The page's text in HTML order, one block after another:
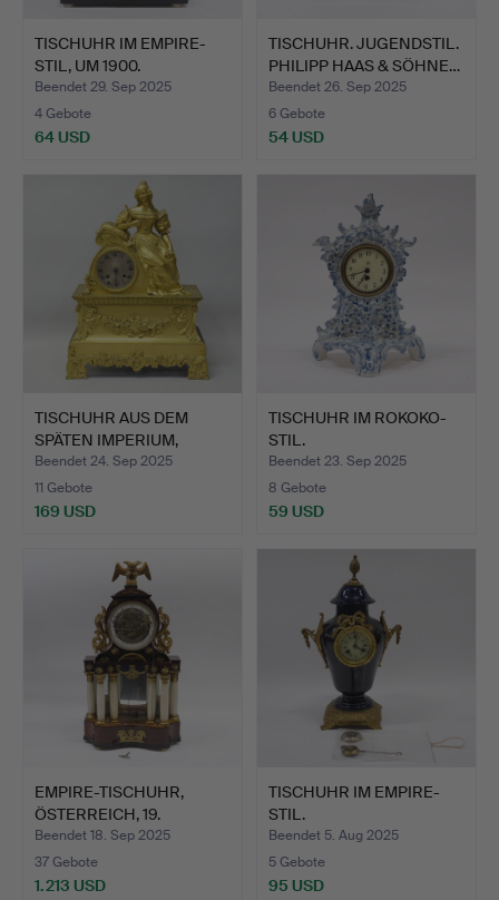
TISCHUHR IM EMPIRE-
STIL, UM 1900.
Beendet 29. Sep 2025
4 Gebote
64 USD
TISCHUHR. JUGENDSTIL.
PHILIPP HAAS & SÖHNE…
Beendet 26. Sep 2025
6 Gebote
54 USD
TISCHUHR AUS DEM
SPÄTEN IMPERIUM,
ZWEITE H…
Beendet 24. Sep 2025
11 Gebote
169 USD
TISCHUHR IM ROKOKO-
STIL.
Beendet 23. Sep 2025
8 Gebote
59 USD
EMPIRE-TISCHUHR,
ÖSTERREICH, 19.
JAHRHUNDE…
Beendet 18. Sep 2025
37 Gebote
1.213 USD
TISCHUHR IM EMPIRE-
STIL.
Beendet 5. Aug 2025
5 Gebote
95 USD